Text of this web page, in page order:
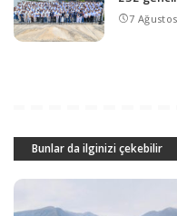
7
Bunlar da ilginizi çekebilir